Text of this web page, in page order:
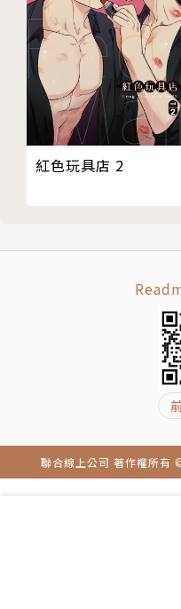
紅色玩具店 2
聯合線上公司 著作權所